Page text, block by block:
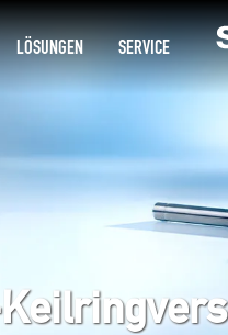
LÖSUNGEN SERVICE